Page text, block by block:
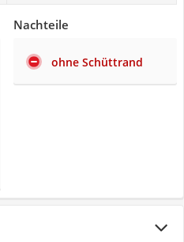
Nachteile
ohne Schüttrand